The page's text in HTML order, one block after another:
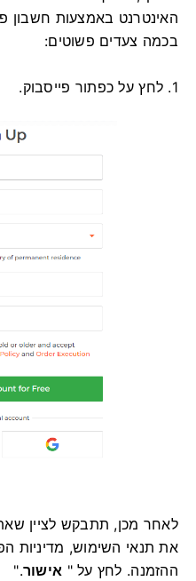
האינטרנט באמצעות חשבון
בכמה צעדים פשוטים:
1. לחץ על כפתור פייסבוק.
את תנאי השימוש, מדיניות
ההזמנה. לחץ על " אישור".